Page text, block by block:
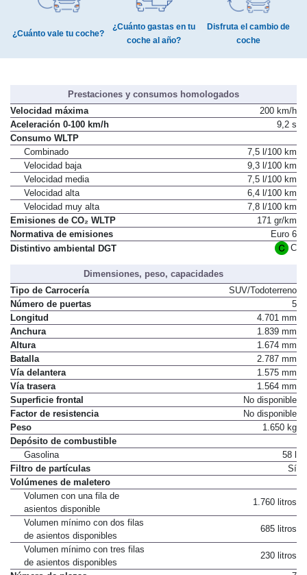
¿Cuánto gastas en tu
Disfruta el cambio de
Prestaciones y consumos homologados
Velocidad máxima
200 km/h
Aceleración 0-100 km/h
Consumo WLTP
Combinado
7,5 l/100 km
Velocidad baja
9,3 l/100 km
Velocidad media
7,5 l/100 km
Velocidad alta
6,4 l/100 km
Velocidad muy alta
7,8 l/100 km
Emisiones de CO₂ WLTP
171 gr/km
Normativa de emisiones
Euro 6
Dimensiones, peso, capacidades
Tipo de Carrocería
SUV/Todoterreno
Número de puertas
5
Longitud
4.701 mm
Anchura
1.839 mm
Altura
1.674 mm
Batalla
2.787 mm
Vía delantera
1.575 mm
Vía trasera
1.564 mm
Superficie frontal
No disponible
Factor de resistencia
No disponible
Peso
Depósito de combustible
Gasolina
58 l
Filtro de partículas
Volúmenes de maletero
Volumen con una fila de
asientos disponible
Volumen mínimo con dos filas
de asientos disponibles
Volumen mínimo con tres filas